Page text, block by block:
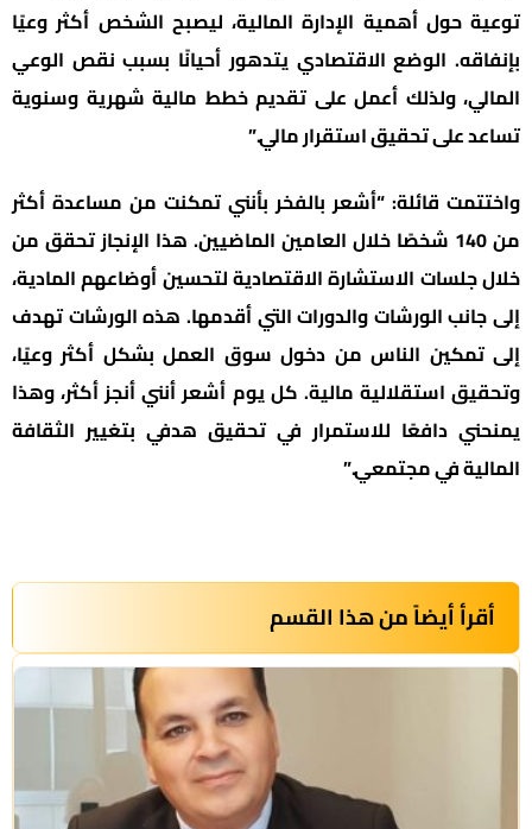
توعية حول أهمية الإدارة المالية، ليصبح الشخص أكثر وعيًا
بإنفاقه. الوضع الاقتصادي يتدهور أحيانًا بسبب نقص الوعي
المالي، ولذلك أعمل على تقديم خطط مالية شهرية وسنوية
تساعد على تحقيق استقرار مالي.”
واختتمت قائلة: “أشعر بالفخر بأنني تمكنت من مساعدة أكثر
من 140 شخصًا خلال العامين الماضيين. هذا الإنجاز تحقق من
خلال جلسات الاستشارة الاقتصادية لتحسين أوضاعهم المادية،
إلى جانب الورشات والدورات التي أقدمها. هذه الورشات تهدف
إلى تمكين الناس من دخول سوق العمل بشكل أكثر وعيًا،
وتحقيق استقلالية مالية. كل يوم أشعر أنني أنجز أكثر، وهذا
يمنحني دافعًا للاستمرار في تحقيق هدفي بتغيير الثقافة
المالية في مجتمعي.”
أقرأ أيضاً من هذا القسم